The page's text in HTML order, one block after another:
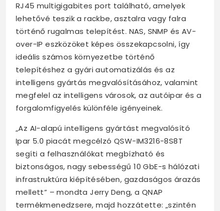
RJ45 multigigabites port található, amelyek
lehetővé teszik a rackbe, asztalra vagy falra
történő rugalmas telepítést. NAS, SNMP és AV-
over-IP eszközöket képes összekapcsolni, így
ideális számos környezetbe történő
telepítéshez a gyári automatizálás és az
intelligens gyártás megvalósításához, valamint
megfelel az intelligens városok, az autóipar és a
forgalomfigyelés különféle igényeinek.
„Az AI-alapú intelligens gyártást megvalósító
Ipar 5.0 piacát megcélzó QSW-IM3216-8S8T
segíti a felhasználókat megbízható és
biztonságos, nagy sebességű 10 GbE-s hálózati
infrastruktúra kiépítésében, gazdaságos árazás
mellett” – mondta Jerry Deng, a QNAP
termékmenedzsere, majd hozzátette: „szintén